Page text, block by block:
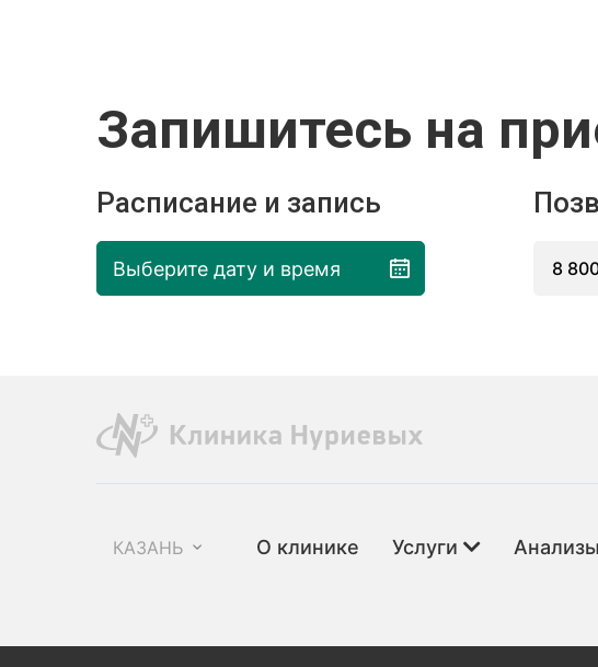
Запишитесь на
Расписание и запись
Выберите дату и время 8
КАЗАНЬ О клинике Услуги Анализы